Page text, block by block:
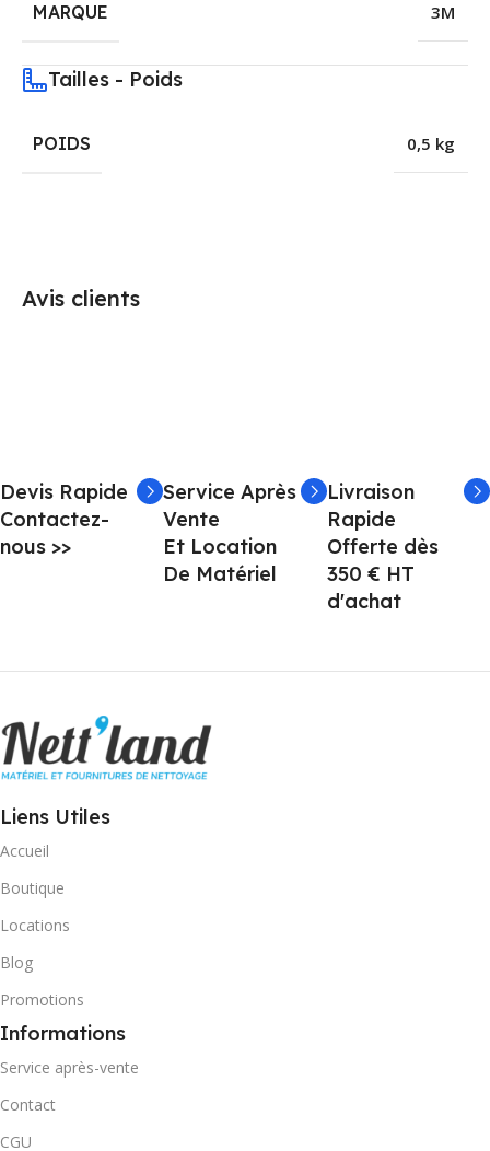
MARQUE 3M
Tailles - Poids
POIDS 0,5 kg
Avis clients
Devis Rapide
Contactez-
nous >>
Service Après
Vente
Et Location
De Matériel
Livraison
Rapide
Offerte dès
350 € HT
d'achat
Liens Utiles
Accueil
Boutique
Locations
Blog
Promotions
Informations
Service après-vente
Contact
CGU